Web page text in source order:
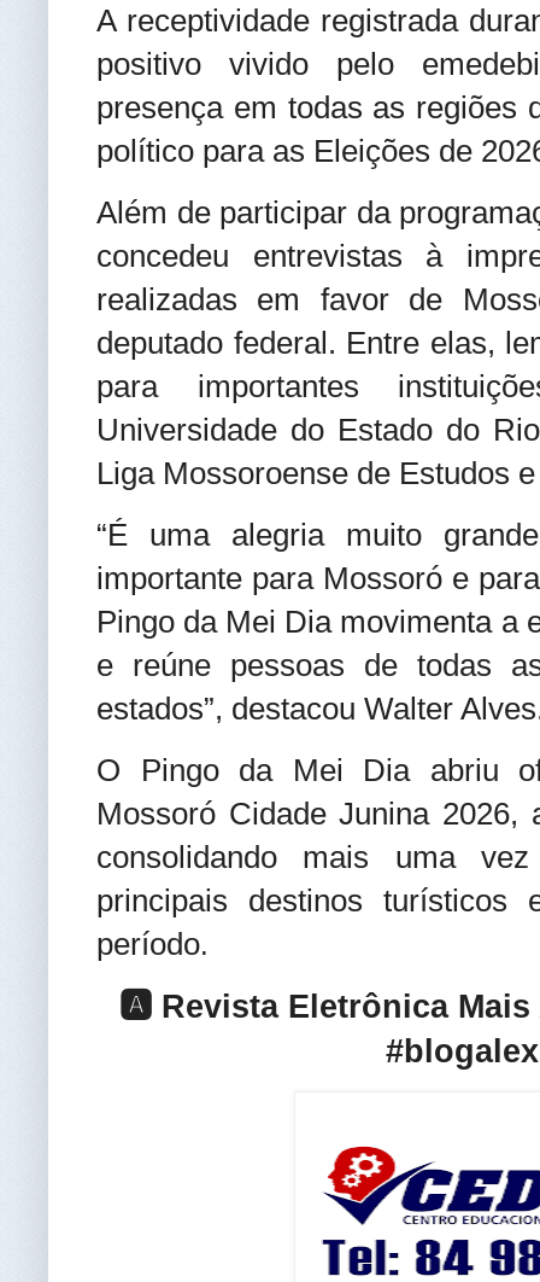
A receptividade registrada
positivo vivido pelo
presença em todas as regiões
político para as Eleições de
Além de participar da
concedeu entrevistas à
realizadas em favor de
deputado federal. Entre elas,
para importantes
Universidade do Estado do
Liga Mossoroense de Estudos
“É uma alegria muito
importante para Mossoró e
Pingo da Mei Dia movimenta a
e reúne pessoas de todas
estados”, destacou Walter
O Pingo da Mei Dia abriu
Mossoró Cidade Junina
consolidando mais uma
principais destinos turísticos
período.
🅰️ Revista Eletrônica